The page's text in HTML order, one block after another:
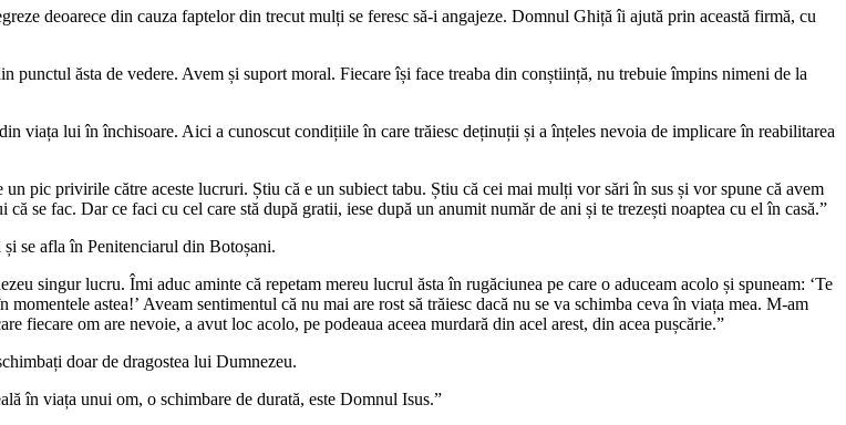
deoarece din cauza faptelor din trecut mulți se feresc să-i angajeze. Domnul Ghiță îi ajută prin această firmă, cu
punctul ăsta de vedere. Avem și suport moral. Fiecare își face treaba din conștiință, nu trebuie împins nimeni de la
viața lui în închisoare. Aici a cunoscut condițiile în care trăiesc deținuții și a înțeles nevoia de implicare în reabilitarea
un pic privirile către aceste lucruri. Știu că e un subiect tabu. Știu că cei mai mulți vor sări în sus și vor spune că avem
se fac. Dar ce faci cu cel care stă după gratii, iese după un anumit număr de ani și te trezești noaptea cu el în casă.”
se afla în Penitenciarul din Botoșani.
singur lucru. Îmi aduc aminte că repetam mereu lucrul ăsta în rugăciunea pe care o aduceam acolo și spuneam: ʻTe
momentele astea!ʼ Aveam sentimentul că nu mai are rost să trăiesc dacă nu se va schimba ceva în viața mea. M-am
fiecare om are nevoie, a avut loc acolo, pe podeaua aceea murdară din acel arest, din acea pușcărie.”
doar de dragostea lui Dumnezeu.
în viața unui om, o schimbare de durată, este Domnul Isus.”